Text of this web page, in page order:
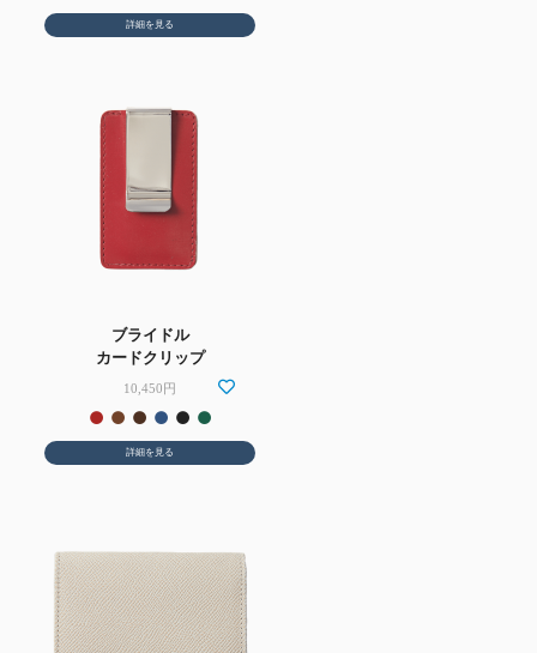
詳細を見る
ブライドル
カードクリップ
10,450円
詳細を見る